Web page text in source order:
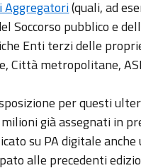
Aggregatori(quali, ad
Soccorso pubblico e
Enti terzi delle
Città metropolitane,
per questi
già assegnati in
su PA digitale
alle precedenti